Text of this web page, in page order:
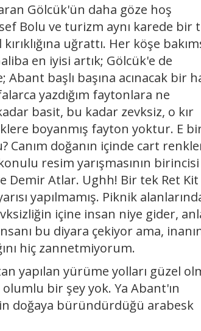
Gölcük'ün daha göze hoş
Bolu ve turizm aynı karede bir
uğrattı. Her köşe
en iyisi artık; Gölcük'e de
başlı başına acınacak bir
yazdığım faytonlara ne
basit, bu kadar zevksiz, o kır
boyanmış fayton yoktur. E
doğanın içinde cart
resim yarışmasının birincisi
Demir Atlar. Ughh! Bir tek Ret Kit
yapılmamış. Piknik
içine insan niye gider,
bu diyara çekiyor ama,
hiç zannetmiyorum.
yapılan yürüme yolları güzel
bir şey yok. Ya Abant'ın
doğaya büründürdüğü arabesk